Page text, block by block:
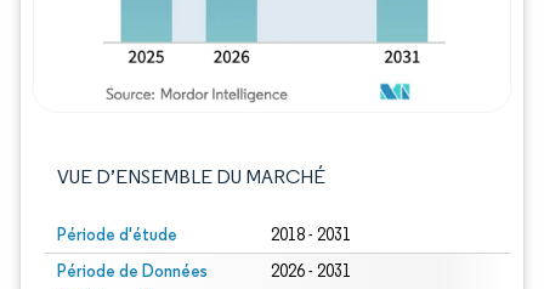
VUE D’ENSEMBLE DU MARCHÉ
Période d'étude 2018 - 2031
Période de Données
2026 - 2031